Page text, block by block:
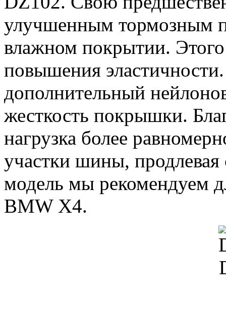
улучшенным тормозным
влажном покрытии. Этого
повышения
дополнительный
жесткость покрышки.
нагрузка более
участки шины,
модель мы рекомендуем
BMW X4.